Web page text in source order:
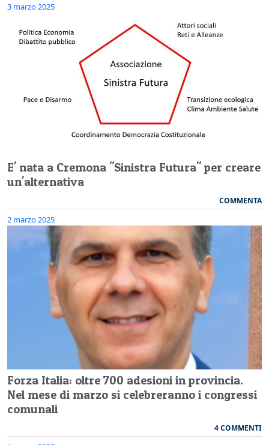
3 marzo 2025
E' nata a Cremona "Sinistra Futura" per creare
un'alternativa
COMMENTA
2 marzo 2025
Forza Italia: oltre 700 adesioni in provincia.
Nel mese di marzo si celebreranno i congressi
comunali
4 COMMENTI